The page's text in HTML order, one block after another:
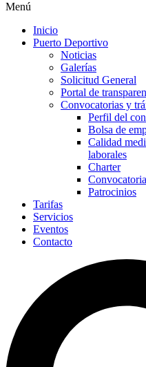
Menú
Inicio
Puerto Deportivo
Noticias
Galerías
Solicitud General
Portal de
Convocatorias y
Perfil del
Bolsa de
Calidad
laborales
Charter
Patrocinios
Tarifas
Servicios
Eventos
Contacto